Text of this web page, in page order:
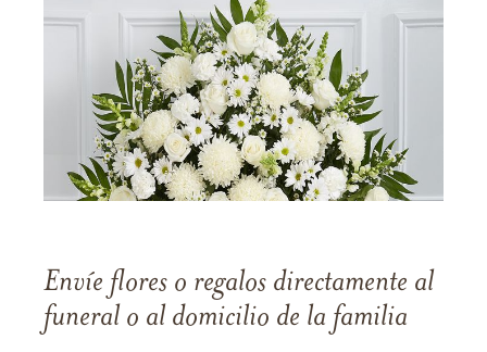
Envíe flores o regalos directamente al
funeral o al domicilio de la familia